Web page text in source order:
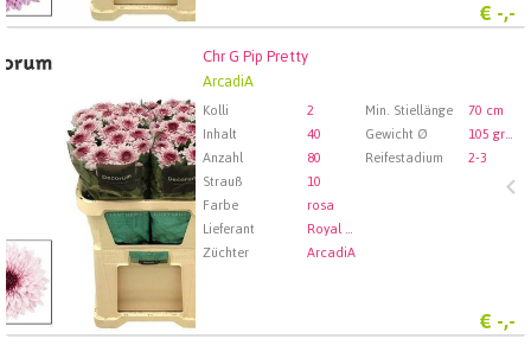
€ -,-
Chr G Pip Pretty
ArcadiA
Kolli 2 Min. Stiellänge
70 cm
Inhalt
40 Gewicht Ø
105 gram
Anzahl
80 Reifestadium
2-3
Strauß
10
Farbe
rosa
Lieferant
Royal FloraHolland Aalsmeer
Züchter
ArcadiA
€ -,-
Chr G Pip Pretty
Wählen Sie zuerst ein Abfartdatum.